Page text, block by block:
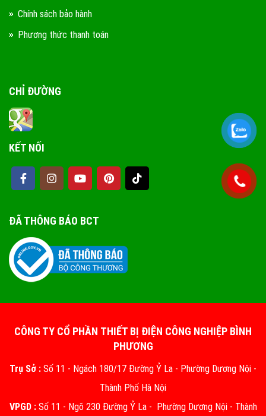
Chính sách bảo hành
Phương thức thanh toán
CHỈ ĐƯỜNG
KẾT NỐI
ĐÃ THÔNG BÁO BCT
CÔNG TY CỔ PHẦN THIẾT BỊ ĐIỆN CÔNG NGHIỆP BÌNH
PHƯƠNG
Trụ Sở : Số 11 - Ngách 180/17 Đường Ỷ La - Phường Dương Nội -
Thành Phố Hà Nội
VPGD :Số 11 - Ngõ 230 Đường Ỷ La - Phường Dương Nội - Thành